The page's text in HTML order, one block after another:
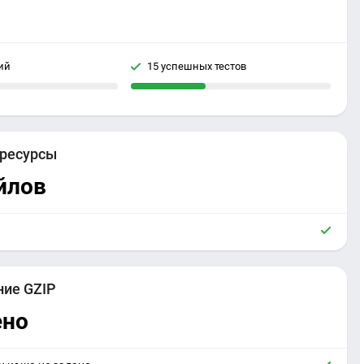
15 успешных тестов
ресурсы
GZIP